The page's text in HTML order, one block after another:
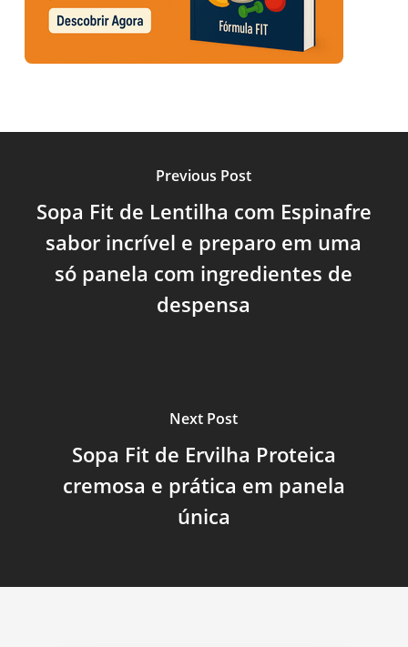
Previous Post
Sopa Fit de Lentilha com Espinafre
sabor incrível e preparo em uma
só panela com ingredientes de
despensa
Next Post
Sopa Fit de Ervilha Proteica
cremosa e prática em panela
única